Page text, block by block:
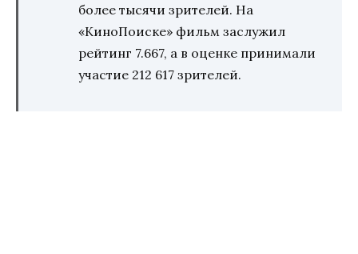
более тысячи зрителей. На
«КиноПоиске» фильм заслужил
рейтинг 7.667, а в оценке принимали
участие 212 617 зрителей.